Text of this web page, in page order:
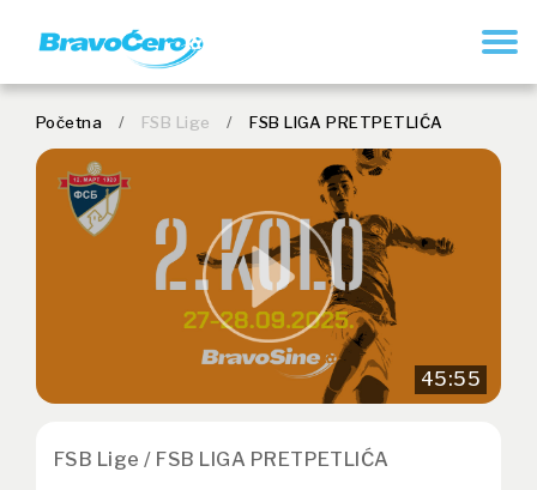
Početna / FSB Lige / FSB LIGA PRETPETLIĆA
45:55
FSB Lige / FSB LIGA PRETPETLIĆA